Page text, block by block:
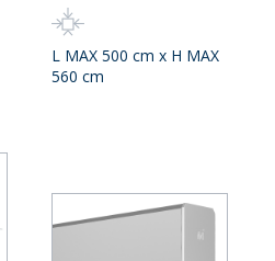
L MAX 500 cm x H MAX
560 cm